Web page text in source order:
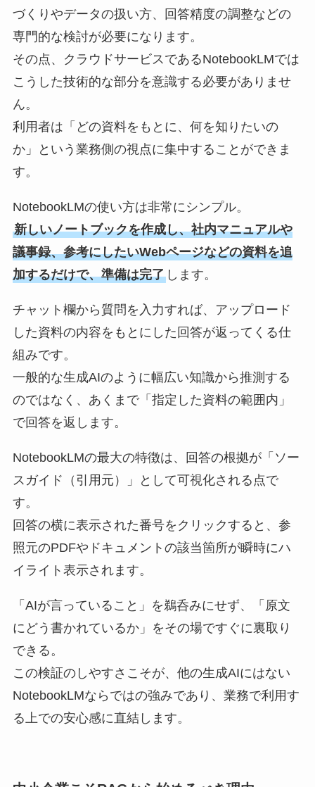
づくりやデータの扱い方、回答精度の調整などの
専門的な検討が必要になります。
その点、クラウドサービスであるNotebookLMでは
こうした技術的な部分を意識する必要がありませ
ん。
利用者は「どの資料をもとに、何を知りたいの
か」という業務側の視点に集中することができま
す。
NotebookLMの使い方は非常にシンプル。
新しいノートブックを作成し、社内マニュアルや
議事録、参考にしたいWebページなどの資料を追
加するだけで、準備は完了します。
チャット欄から質問を入力すれば、アップロード
した資料の内容をもとにした回答が返ってくる仕
組みです。
一般的な生成AIのように幅広い知識から推測する
のではなく、あくまで「指定した資料の範囲内」
で回答を返します。
NotebookLMの最大の特徴は、回答の根拠が「ソー
スガイド（引用元）」として可視化される点で
す。
回答の横に表示された番号をクリックすると、参
照元のPDFやドキュメントの該当箇所が瞬時にハ
イライト表示されます。
「AIが言っていること」を鵜呑みにせず、「原文
にどう書かれているか」をその場ですぐに裏取り
できる。
この検証のしやすさこそが、他の生成AIにはない
NotebookLMならではの強みであり、業務で利用す
る上での安心感に直結します。